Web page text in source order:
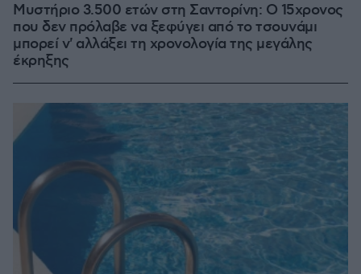
Μυστήριο 3.500 ετών στη Σαντορίνη: Ο 15χρονος
που δεν πρόλαβε να ξεφύγει από το τσουνάμι
μπορεί ν' αλλάξει τη χρονολογία της μεγάλης
έκρηξης